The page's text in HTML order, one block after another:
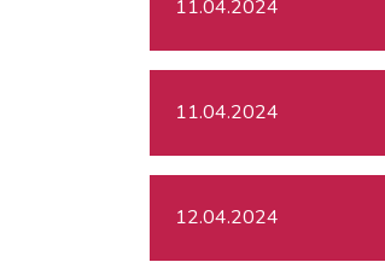
11.04.2024
11.04.2024
12.04.2024